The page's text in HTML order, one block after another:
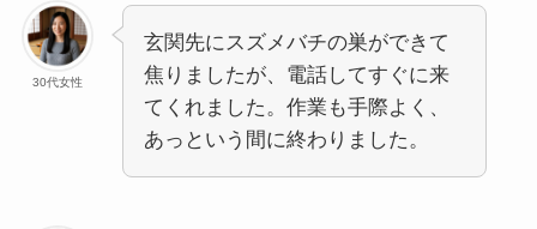
30代女性
玄関先にスズメバチの巣ができて
焦りましたが、電話してすぐに来
てくれました。作業も手際よく、
あっという間に終わりました。